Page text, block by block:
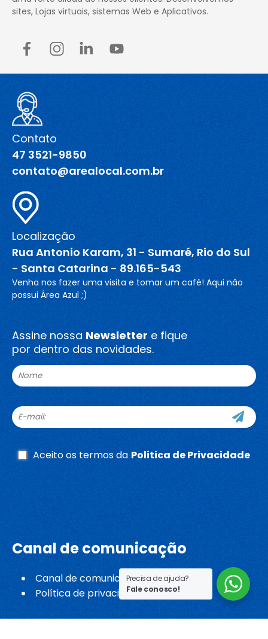
sites, Lojas virtuais, sistemas Web e Aplicativos.
Contato
47 3521-9850
contato@arealocal.com.br
Localização
Rua Antonio Karam, 31 - Sumaré, Rio do Sul
- Santa Catarina - 89.165-543
Venha nos fazer uma visita e tomar um café! Aqui não
possui Área Azul ;)
Assine nossa Newsletter e fique
por dentro das novidades.
Aceito os termos da Politica de Privacidade
Canal de comunicação
Canal de comunicação
Política de privacidade
Precisa de ajuda?
Fale conosco!